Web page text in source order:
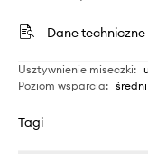
Dane techniczne
Usztywnienie miseczki:
Poziom wsparcia: średni
Tagi